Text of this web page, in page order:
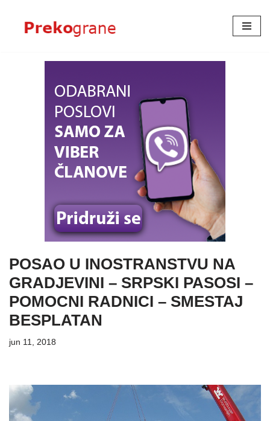
Skoči
POSAO U INOSTRANSTVU NA
GRADJEVINI – SRPSKI PASOSI –
POMOCNI RADNICI – SMESTAJ
BESPLATAN
jun 11, 2018